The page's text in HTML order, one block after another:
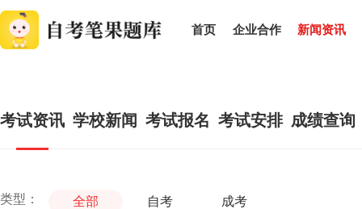
首页 企业合作 新闻资讯
考试资讯 学校新闻 考试报名 考试安排 成绩查询
类型： 全部 自考 成考